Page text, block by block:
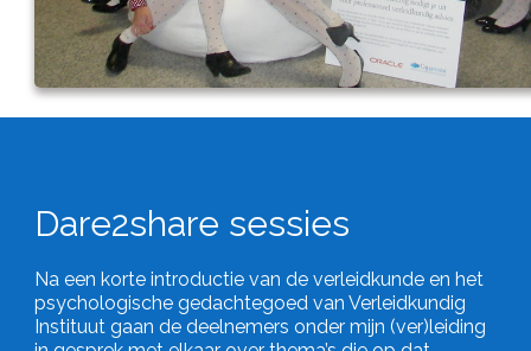
Dare2share sessies
Na een korte introductie van de verleidkunde en het
psychologische gedachtegoed van Verleidkundig
Instituut gaan de deelnemers onder mijn (ver)leiding